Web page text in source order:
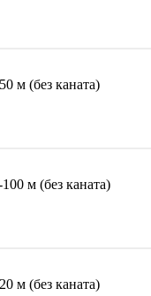
м (без каната)
м (без каната)
м (без каната)